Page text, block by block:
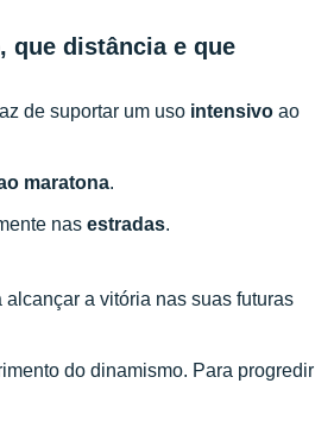
que distância e que
de suportar um uso intensivo ao
maratona.
nas estradas.
a vitória nas suas futuras
do dinamismo. Para progredir